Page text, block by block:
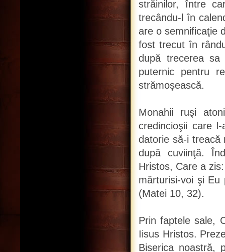
străinilor, între
trecându-l în
are o semnificaţie
fost trecut în
după trecerea
puternic pentru
strămoşească.
Monahii ruşi
credincioşii care
datorie să-i treacă
după cuviinţă.
Hristos, Care a
mărturisi-voi şi
(Matei 10, 32).
Prin faptele sale,
Iisus Hristos.
Biserica noastră,